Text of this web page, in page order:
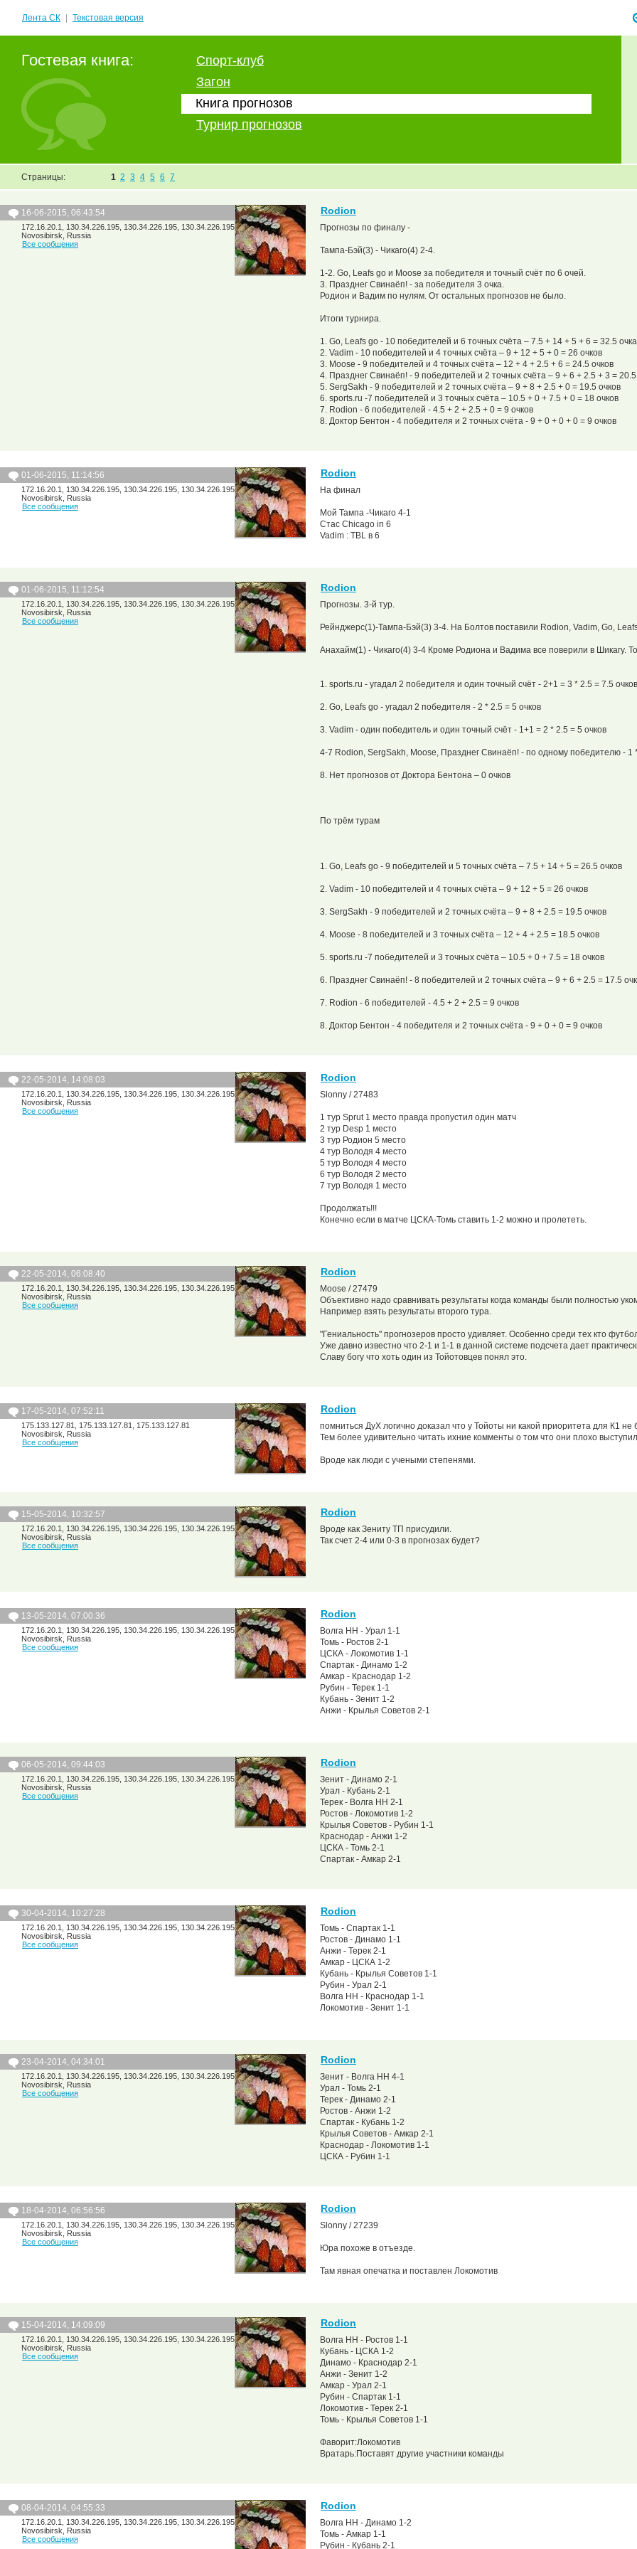
Лента СК Текстовая версия
Гостевая книга:
Спорт-клуб
Загон
Книга прогнозов
Турнир прогнозов
Страницы: 1 2 3 4 5 6 7
16-06-2015, 06:43:54
172.16.20.1, 130.34.226.195, 130.34.226.195, 130.34.226.195
Novosibirsk, Russia
Все сообщения
Rodion
Прогнозы по финалу -
Тампа-Бэй(3) - Чикаго(4) 2-4.
1-2. Go, Leafs go и Moose за победителя и точный счёт по 6 очей.
3. Празднег Свинаёп! - за победителя 3 очка.
Родион и Вадим по нулям. От остальных прогнозов не было.
Итоги турнира.
1. Go, Leafs go - 10 победителей и 6 точных счёта – 7.5 + 14 + 5 + 6 = 32.5
2. Vadim - 10 победителей и 4 точных счёта – 9 + 12 + 5 + 0 = 26 очков
3. Moose - 9 победителей и 4 точных счёта – 12 + 4 + 2.5 + 6 = 24.5 очков
4. Празднег Свинаёп! - 9 победителей и 2 точных счёта – 9 + 6 + 2.5 + 3 = 20.5
5. SergSakh - 9 победителей и 2 точных счёта – 9 + 8 + 2.5 + 0 = 19.5 очков
6. sports.ru -7 победителей и 3 точных счёта – 10.5 + 0 + 7.5 + 0 = 18 очков
7. Rodion - 6 победителей - 4.5 + 2 + 2.5 + 0 = 9 очков
8. Доктор Бентон - 4 победителя и 2 точных счёта - 9 + 0 + 0 + 0 = 9 очков
01-06-2015, 11:14:56
172.16.20.1, 130.34.226.195, 130.34.226.195, 130.34.226.195
Novosibirsk, Russia
Все сообщения
Rodion
На финал
Мой Тампа -Чикаго 4-1
Стас Chicago in 6
Vadim : TBL в 6
01-06-2015, 11:12:54
172.16.20.1, 130.34.226.195, 130.34.226.195, 130.34.226.195
Novosibirsk, Russia
Все сообщения
Rodion
Прогнозы. 3-й тур.
Рейнджерс(1)-Тампа-Бэй(3) 3-4. На Болтов поставили Rodion, Vadim, Go,
Анахайм(1) - Чикаго(4) 3-4 Кроме Родиона и Вадима все поверили в Шикагу.
1. sports.ru - угадал 2 победителя и один точный счёт - 2+1 = 3 * 2.5 = 7.5 очков
2. Go, Leafs go - угадал 2 победителя - 2 * 2.5 = 5 очков
3. Vadim - один победитель и один точный счёт - 1+1 = 2 * 2.5 = 5 очков
4-7 Rodion, SergSakh, Moose, Празднег Свинаёп! - по одному победителю - 1
8. Нет прогнозов от Доктора Бентона – 0 очков
По трём турам
1. Go, Leafs go - 9 победителей и 5 точных счёта – 7.5 + 14 + 5 = 26.5 очков
2. Vadim - 10 победителей и 4 точных счёта – 9 + 12 + 5 = 26 очков
3. SergSakh - 9 победителей и 2 точных счёта – 9 + 8 + 2.5 = 19.5 очков
4. Moose - 8 победителей и 3 точных счёта – 12 + 4 + 2.5 = 18.5 очков
5. sports.ru -7 победителей и 3 точных счёта – 10.5 + 0 + 7.5 = 18 очков
6. Празднег Свинаёп! - 8 победителей и 2 точных счёта – 9 + 6 + 2.5 = 17.5
7. Rodion - 6 победителей - 4.5 + 2 + 2.5 = 9 очков
8. Доктор Бентон - 4 победителя и 2 точных счёта - 9 + 0 + 0 = 9 очков
22-05-2014, 14:08:03
172.16.20.1, 130.34.226.195, 130.34.226.195, 130.34.226.195
Novosibirsk, Russia
Все сообщения
Rodion
Slonny / 27483
1 тур Sprut 1 место правда пропустил один матч
2 тур Desp 1 место
3 тур Родион 5 место
4 тур Володя 4 место
5 тур Володя 4 место
6 тур Володя 2 место
7 тур Володя 1 место
Продолжать!!!
Конечно если в матче ЦСКА-Томь ставить 1-2 можно и пролететь.
22-05-2014, 06:08:40
172.16.20.1, 130.34.226.195, 130.34.226.195, 130.34.226.195
Novosibirsk, Russia
Все сообщения
Rodion
Moose / 27479
Объективно надо сравнивать результаты когда команды были полностью
Например взять результаты второго тура.
"Гениальность" прогнозеров просто удивляет. Особенно среди тех кто
Уже давно известно что 2-1 и 1-1 в данной системе подсчета дает
Славу богу что хоть один из Тойотовцев понял это.
17-05-2014, 07:52:11
175.133.127.81, 175.133.127.81, 175.133.127.81
Novosibirsk, Russia
Все сообщения
Rodion
помниться ДуХ логично доказал что у Тойоты ни какой приоритета для К1 не
Тем более удивительно читать ихние комменты о том что они плохо
Вроде как люди с учеными степенями.
15-05-2014, 10:32:57
172.16.20.1, 130.34.226.195, 130.34.226.195, 130.34.226.195
Novosibirsk, Russia
Все сообщения
Rodion
Вроде как Зениту ТП присудили.
Так счет 2-4 или 0-3 в прогнозах будет?
13-05-2014, 07:00:36
172.16.20.1, 130.34.226.195, 130.34.226.195, 130.34.226.195
Novosibirsk, Russia
Все сообщения
Rodion
Волга НН - Урал 1-1
Томь - Ростов 2-1
ЦСКА - Локомотив 1-1
Спартак - Динамо 1-2
Амкар - Краснодар 1-2
Рубин - Терек 1-1
Кубань - Зенит 1-2
Анжи - Крылья Советов 2-1
06-05-2014, 09:44:03
172.16.20.1, 130.34.226.195, 130.34.226.195, 130.34.226.195
Novosibirsk, Russia
Все сообщения
Rodion
Зенит - Динамо 2-1
Урал - Кубань 2-1
Терек - Волга НН 2-1
Ростов - Локомотив 1-2
Крылья Советов - Рубин 1-1
Краснодар - Анжи 1-2
ЦСКА - Томь 2-1
Спартак - Амкар 2-1
30-04-2014, 10:27:28
172.16.20.1, 130.34.226.195, 130.34.226.195, 130.34.226.195
Novosibirsk, Russia
Все сообщения
Rodion
Томь - Спартак 1-1
Ростов - Динамо 1-1
Анжи - Терек 2-1
Амкар - ЦСКА 1-2
Кубань - Крылья Советов 1-1
Рубин - Урал 2-1
Волга НН - Краснодар 1-1
Локомотив - Зенит 1-1
23-04-2014, 04:34:01
172.16.20.1, 130.34.226.195, 130.34.226.195, 130.34.226.195
Novosibirsk, Russia
Все сообщения
Rodion
Зенит - Волга НН 4-1
Урал - Томь 2-1
Терек - Динамо 2-1
Ростов - Анжи 1-2
Спартак - Кубань 1-2
Крылья Советов - Амкар 2-1
Краснодар - Локомотив 1-1
ЦСКА - Рубин 1-1
18-04-2014, 06:56:56
172.16.20.1, 130.34.226.195, 130.34.226.195, 130.34.226.195
Novosibirsk, Russia
Все сообщения
Rodion
Slonny / 27239
Юра похоже в отъезде.
Там явная опечатка и поставлен Локомотив
15-04-2014, 14:09:09
172.16.20.1, 130.34.226.195, 130.34.226.195, 130.34.226.195
Novosibirsk, Russia
Все сообщения
Rodion
Волга НН - Ростов 1-1
Кубань - ЦСКА 1-2
Динамо - Краснодар 2-1
Анжи - Зенит 1-2
Амкар - Урал 2-1
Рубин - Спартак 1-1
Локомотив - Терек 2-1
Томь - Крылья Советов 1-1
Фаворит:Локомотив
Вратарь:Поставят другие участники команды
08-04-2014, 04:55:33
172.16.20.1, 130.34.226.195, 130.34.226.195, 130.34.226.195
Novosibirsk, Russia
Все сообщения
Rodion
Волга НН - Динамо 1-2
Томь - Амкар 1-1
Рубин - Кубань 2-1